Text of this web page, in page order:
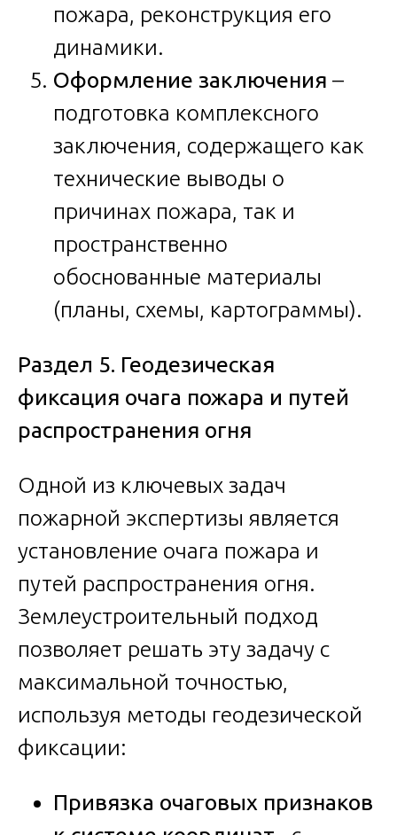
пожара, реконструкция его
динамики.
Оформление заключения –
подготовка комплексного
заключения, содержащего как
технические выводы о
причинах пожара, так и
пространственно
обоснованные материалы
(планы, схемы, картограммы).
Раздел 5. Геодезическая
фиксация очага пожара и путей
распространения огня
Одной из ключевых задач
пожарной экспертизы является
установление очага пожара и
путей распространения огня.
Землеустроительный подход
позволяет решать эту задачу с
максимальной точностью,
используя методы геодезической
фиксации:
Привязка очаговых признаков